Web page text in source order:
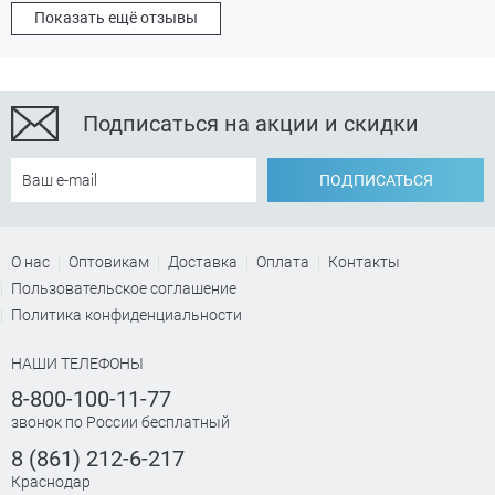
Показать ещё отзывы
Подписаться на акции и скидки
ПОДПИСАТЬСЯ
О нас Оптовикам Доставка Оплата
Контакты
Пользовательское соглашение
Политика конфиденциальности
НАШИ ТЕЛЕФОНЫ
8-800-100-11-77
звонок по России бесплатный
8 (861) 212-6-217
Краснодар